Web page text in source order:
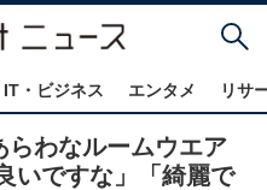
IT・ビジネス エンタメ リサ
らわなルームウエア
いですな」「綺麗で